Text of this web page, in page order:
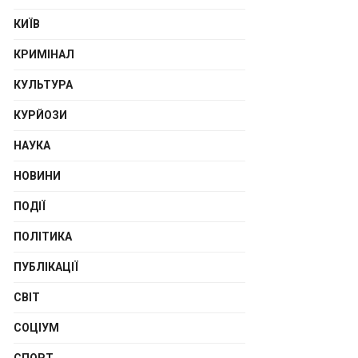
КИЇВ
КРИМІНАЛ
КУЛЬТУРА
КУРЙОЗИ
НАУКА
НОВИНИ
ПОДІЇ
ПОЛІТИКА
ПУБЛІКАЦІЇ
СВІТ
СОЦІУМ